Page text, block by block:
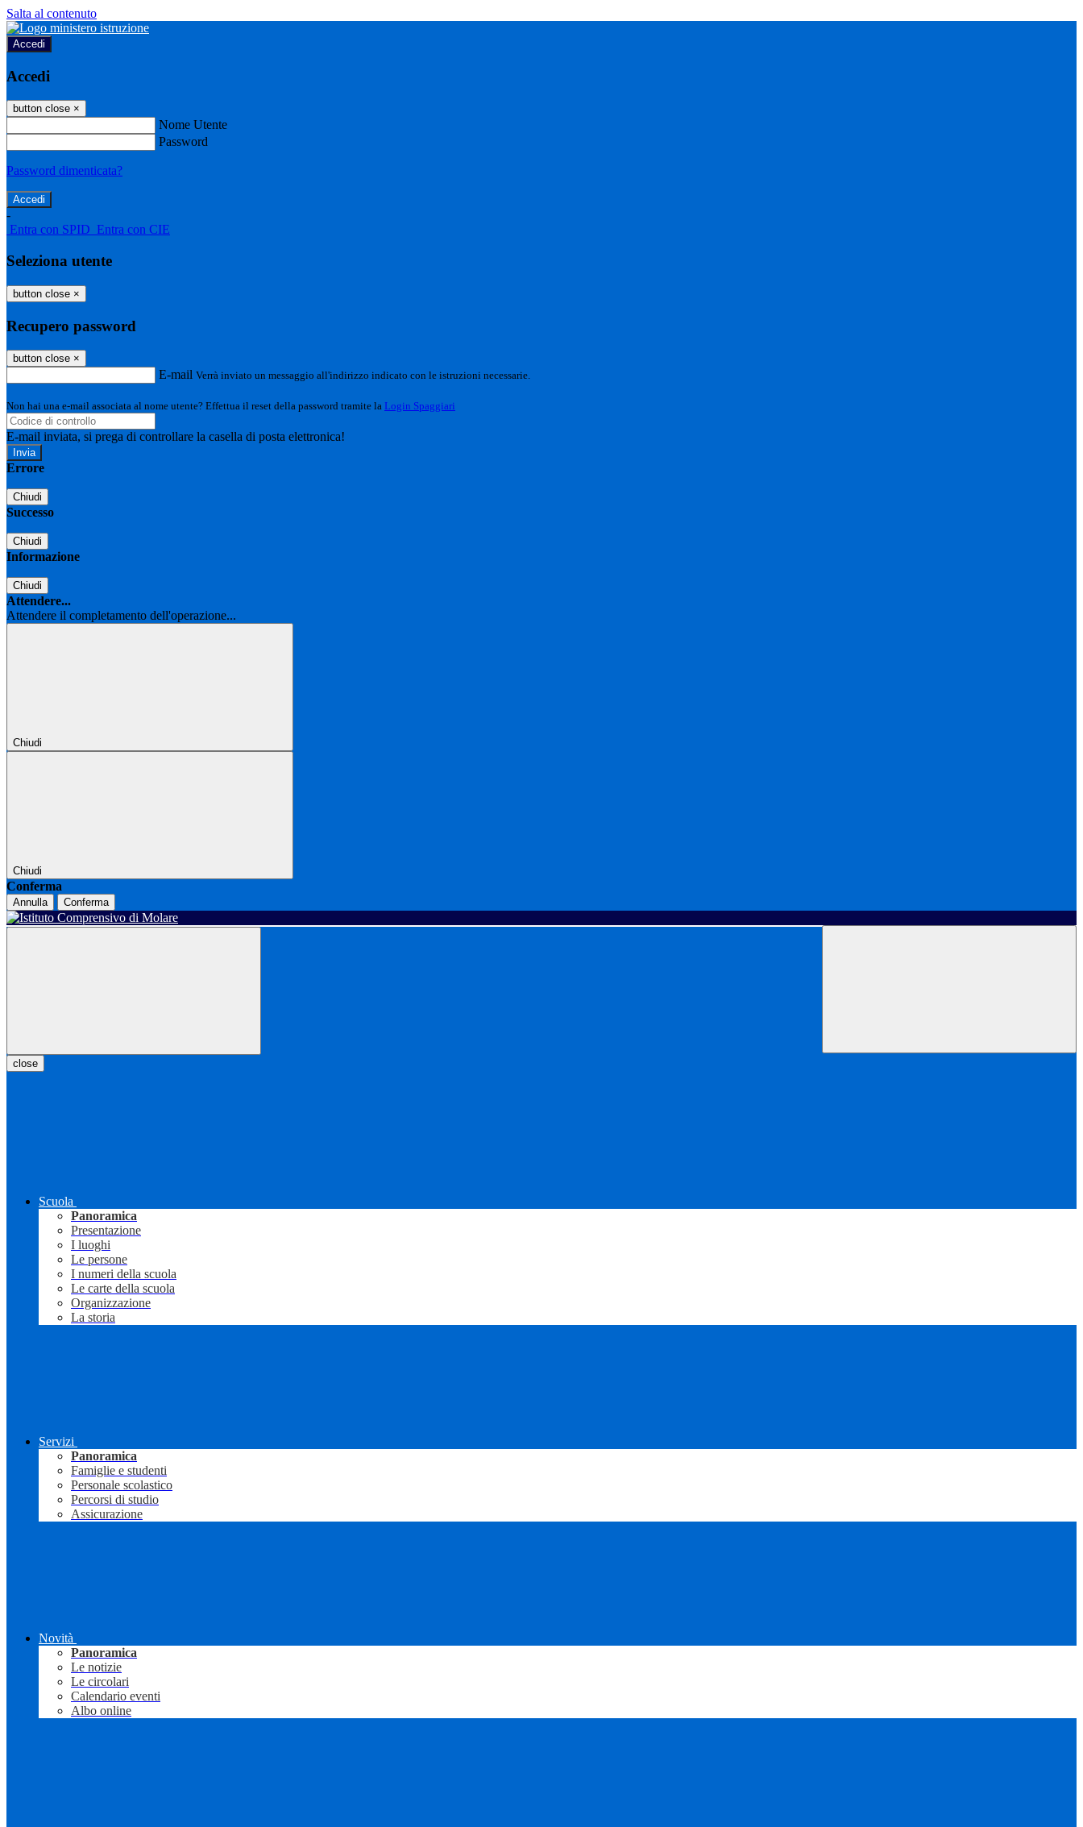
Salta al contenuto
Accedi
Accedi
button close ×
Nome Utente
Password
Password dimenticata?
-
Entra con SPID Entra con CIE
Seleziona utente
button close ×
Recupero password
button close ×
E-mail Verrà inviato un messaggio all'indirizzo indicato con le istruzioni necessarie.
Non hai una e-mail associata al nome utente? Effettua il reset della password tramite la Login Spaggiari
E-mail inviata, si prega di controllare la casella di posta elettronica!
Errore
Chiudi
Successo
Chiudi
Informazione
Chiudi
Attendere...
Attendere il completamento dell'operazione...
Chiudi
Chiudi
Conferma
Annulla Conferma
close
Scuola
Panoramica
Presentazione
I luoghi
Le persone
I numeri della scuola
Le carte della scuola
Organizzazione
La storia
Servizi
Panoramica
Famiglie e studenti
Personale scolastico
Percorsi di studio
Assicurazione
Novità
Panoramica
Le notizie
Le circolari
Calendario eventi
Albo online